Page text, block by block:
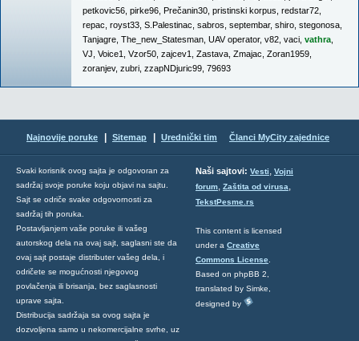
petkovic56 pirke96 Prečanin30 pristinski korpus redstar72
repac royst33 S.Palestinac sabros septembar, shiro stegonosa
Tanjagre The_new_Statesman UAV operator, v82 vaci vathra
VJ Voice1 Vzor50 zajcev1 Zastava Zmajac Zoran1959
zoranjev, zubri zzapNDjuric99 79693
Najnovije poruke Sitemap Urednički tim Članci MyCity zajednice
Svaki korisnik ovog sajta je odgovoran za
sadržaj svoje poruke koju objavi na sajtu.
Sajt se odriče svake odgovornosti za
sadržaj tih poruka.
Postavljanjem vaše poruke ili vašeg
autorskog dela na ovaj sajt, saglasni ste da
ovaj sajt postaje distributer vašeg dela, i
odričete se mogućnosti njegovog
povlačenja ili brisanja, bez saglasnosti
uprave sajta.
Distribucija sadržaja sa ovog sajta je
dozvoljena samo u nekomercijalne svrhe, uz
Naši sajtovi: Vesti, Vojni
forum, Zaštita od virusa,
TekstPesme.rs
This content is licensed
under a Creative
Commons License
Based on phpBB 2,
translated by Simke,
designed by